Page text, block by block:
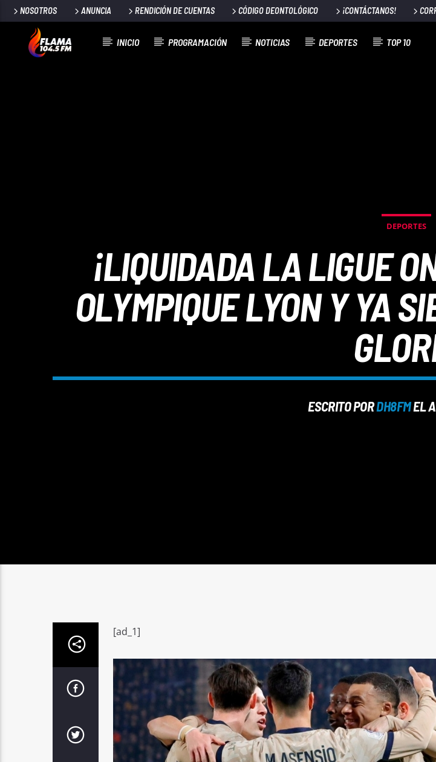
NOSOTROS ANUNCIA RENDICIÓN DE CUENTAS CÓDIGO DEONTOLÓGICO ¡CONTÁCTANOS!
INICIO PROGRAMACIÓN NOTICIAS DEPORTES TOP 10
DEPORTES
¡LIQUIDADA LA LIGUE
OLYMPIQUE LYON Y YA
ESCRITO PORDH8FMEL
[ad_1]